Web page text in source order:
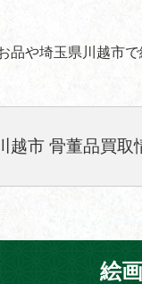
品や埼玉県川越市
越市 骨董品買取
絵